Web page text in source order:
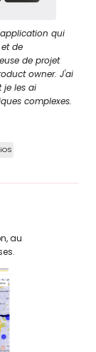
qui
de
de projet
owner. J'ai
je les ai
complexes.
iOS
au